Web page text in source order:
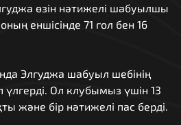
өзін нәтижелі шабуылшы
еншісінде 71 гол бен 16
Элгуджа шабуыл шебінің
Ол клубымыз үшін 13
және бір нәтижелі пас берді.